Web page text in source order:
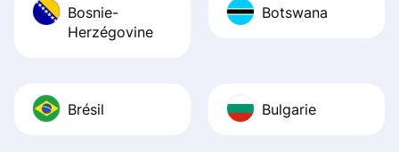
Bosnie-
Herzégovine
Botswana
Brésil Bulgarie